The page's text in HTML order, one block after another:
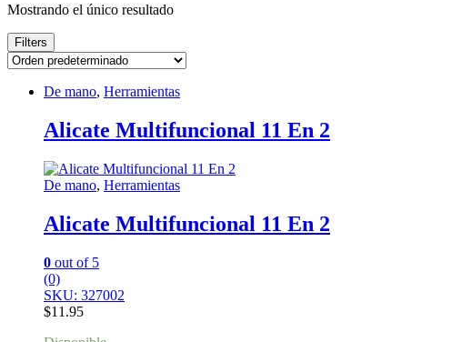
Mostrando el único resultado
Filters
De mano, Herramientas
Alicate Multifuncional 11 En 2
De mano, Herramientas
Alicate Multifuncional 11 En 2
0 out of 5
(0)
SKU: 327002
$11.95